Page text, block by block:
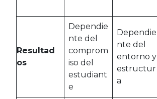
Resultad
os
Dependie
nte del
comprom
iso del
estudiant
e
Dependie
nte del
entorno y
estructur
a